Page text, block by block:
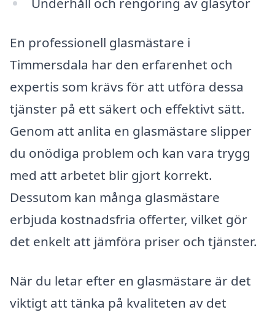
En professionell glasmästare i
Timmersdala har den erfarenhet och
expertis som krävs för att utföra dessa
tjänster på ett säkert och effektivt sätt.
Genom att anlita en glasmästare slipper
du onödiga problem och kan vara trygg
med att arbetet blir gjort korrekt.
Dessutom kan många glasmästare
erbjuda kostnadsfria offerter, vilket gör
det enkelt att jämföra priser och tjänster.
När du letar efter en glasmästare är det
viktigt att tänka på kvaliteten av det